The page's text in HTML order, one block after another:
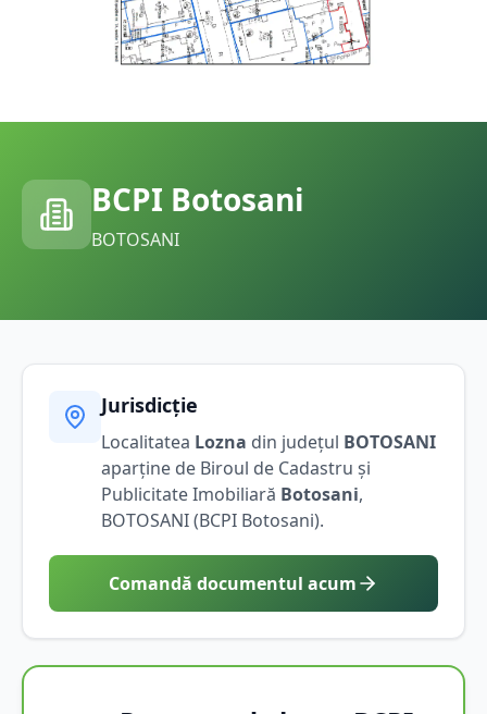
BCPI Botosani
BOTOSANI
Jurisdicție
Localitatea Lozna din județul BOTOSANI
aparține de Biroul de Cadastru și
Publicitate Imobiliară Botosani,
BOTOSANI(BCPI Botosani).
Comandă documentul acum